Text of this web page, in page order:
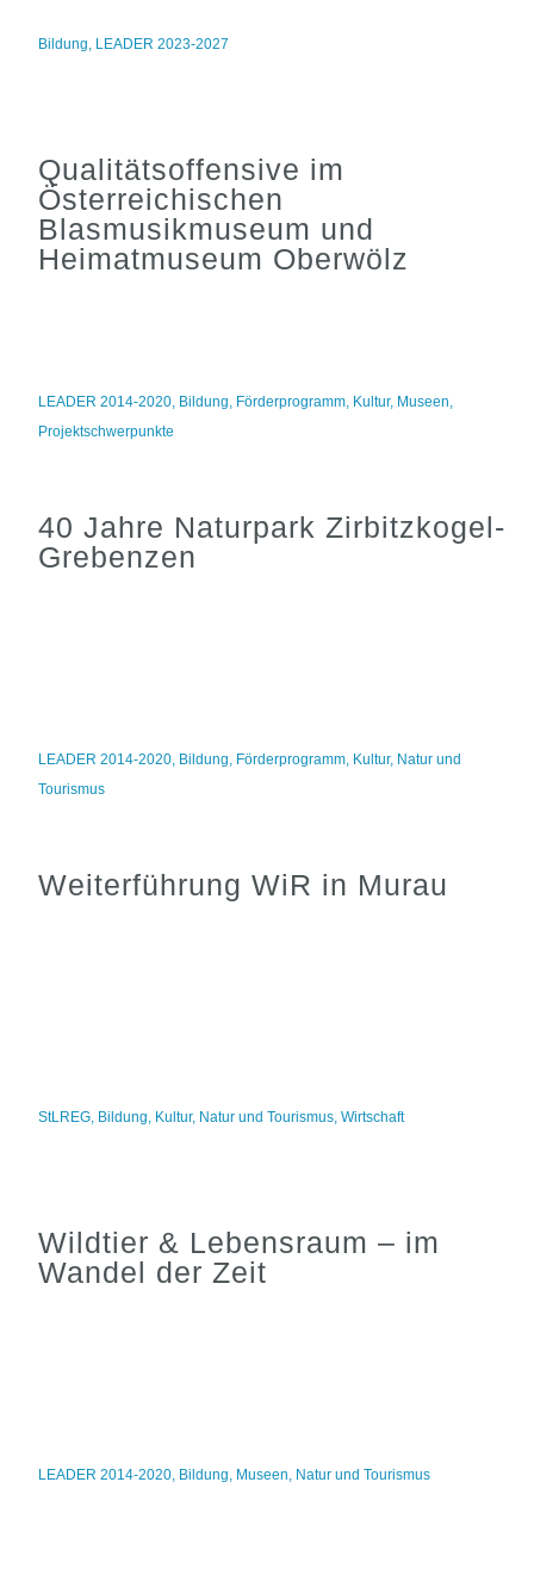
Bildung, LEADER 2023-2027
Qualitätsoffensive im
Österreichischen
Blasmusikmuseum und
Heimatmuseum Oberwölz
LEADER 2014-2020, Bildung, Förderprogramm, Kultur, Museen,
Projektschwerpunkte
40 Jahre Naturpark Zirbitzkogel-
Grebenzen
LEADER 2014-2020, Bildung, Förderprogramm, Kultur, Natur und
Tourismus
Weiterführung WiR in Murau
StLREG, Bildung, Kultur, Natur und Tourismus,Wirtschaft
Wildtier & Lebensraum – im
Wandel der Zeit
LEADER 2014-2020, Bildung, Museen, Natur und Tourismus